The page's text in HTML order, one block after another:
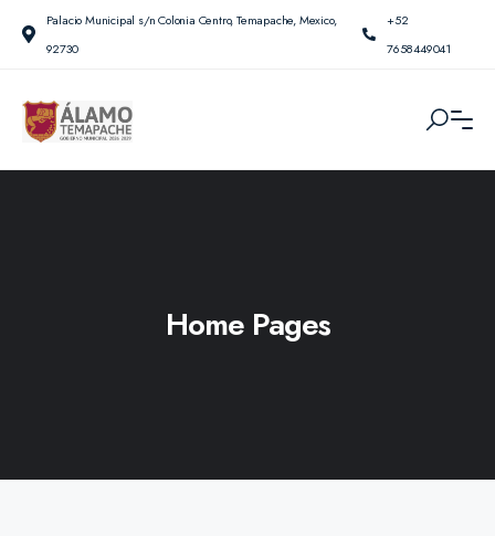
Palacio Municipal s/n Colonia Centro, Temapache, Mexico,
92730
+52
7658449041
Home Pages